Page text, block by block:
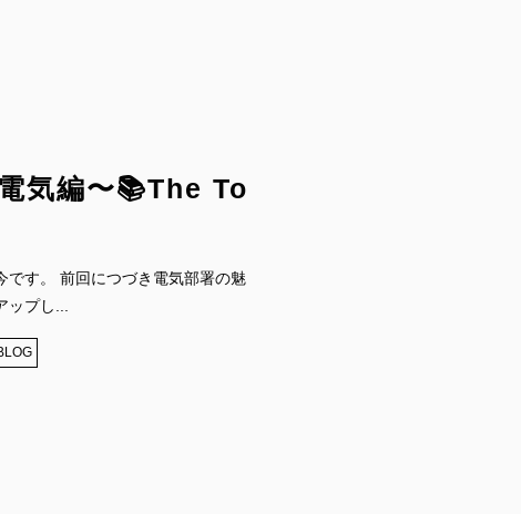
気編〜📚The To
です。 前回につづき電気部署の魅
ップし...